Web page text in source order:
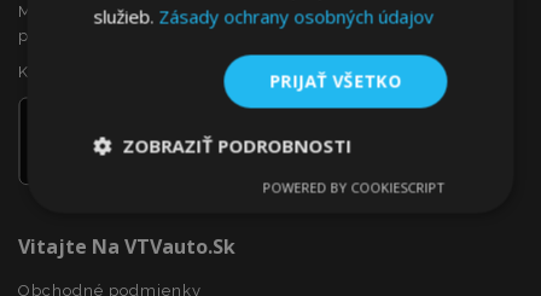
Máte záujem o dropshipping, alebo sa chcete stať našim
partnerom?
Kontaktujte nás ešte dnes!
Vitajte Na VTVauto.sk
Obchodné podmienky
služieb. Zásady ochrany osobných údajov
PRIJAŤ VŠETKO
ZOBRAZIŤ PODROBNOSTI
Výkonnosť Cielenie
POWERED BY COOKIESCRIPT